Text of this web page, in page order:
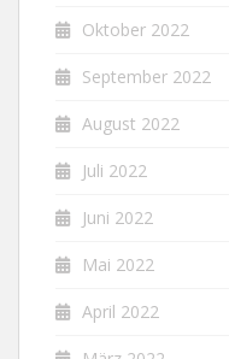
Oktober 2022
September 2022
August 2022
Juli 2022
Juni 2022
Mai 2022
April 2022